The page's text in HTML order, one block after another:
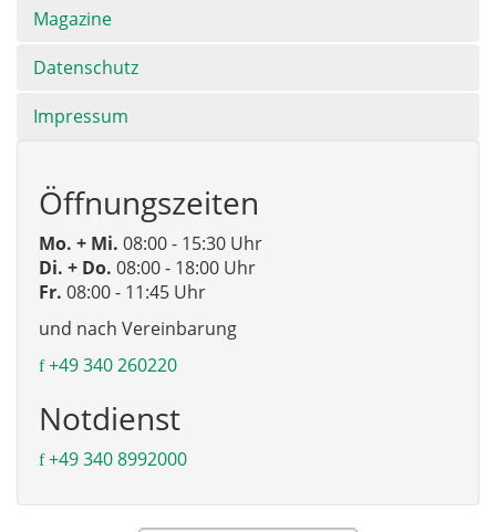
Magazine
Datenschutz
Impressum
Öffnungszeiten
Mo. + Mi. 08:00 - 15:30 Uhr
Di. + Do. 08:00 - 18:00 Uhr
Fr. 08:00 - 11:45 Uhr
und nach Vereinbarung
+49 340 260220
Notdienst
+49 340 8992000